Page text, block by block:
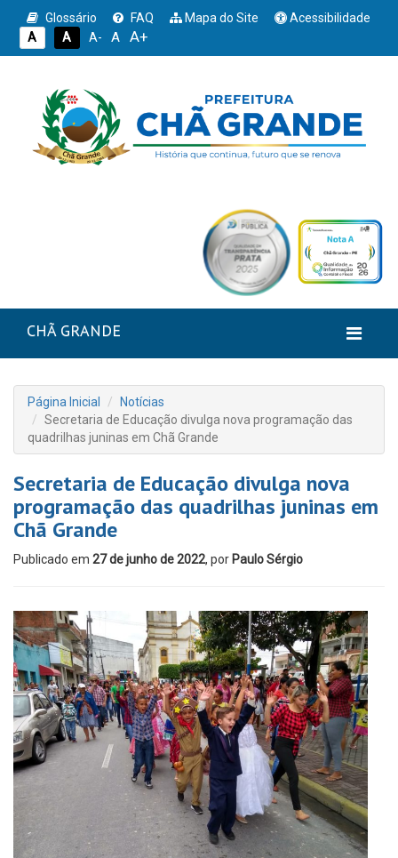
Glossário FAQ Mapa do Site
Acessibilidade
A
A A- A A+
CHÃ GRANDE
Página Inicial
Notícias
Secretaria de Educação divulga nova programação das
quadrilhas juninas em Chã Grande
Secretaria de Educação divulga nova
programação das quadrilhas juninas em
Chã Grande
Publicado em 27 de junho de 2022, por Paulo Sérgio